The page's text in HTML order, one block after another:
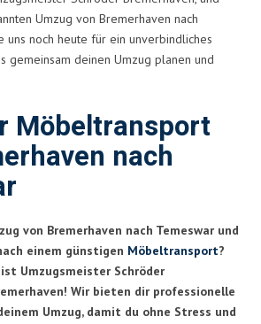
Umzug von Bremerhaven nach
uns noch heute für ein unverbindliches
gemeinsam deinen Umzug planen und
Möbeltransport
nach
von Bremerhaven nach Temeswar und
einem günstigen Möbeltransport?
Umzugsmeister Schröder
Wir bieten dir professionelle
Umzug, damit du ohne Stress und